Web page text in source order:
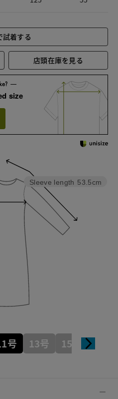
試着する
店頭在庫を見る
size
Sleeve length 53.5cm
号 13号 15号